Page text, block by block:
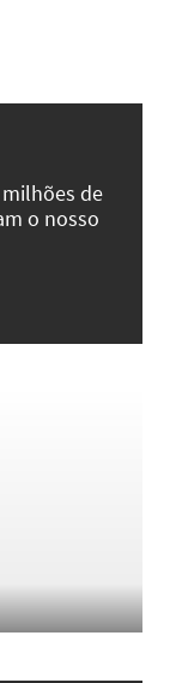
de
o nosso